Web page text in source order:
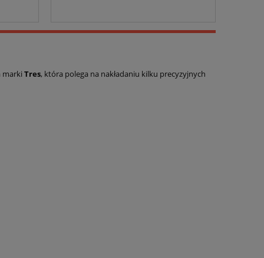
Tres, która polega na nakładaniu kilku precyzyjnych